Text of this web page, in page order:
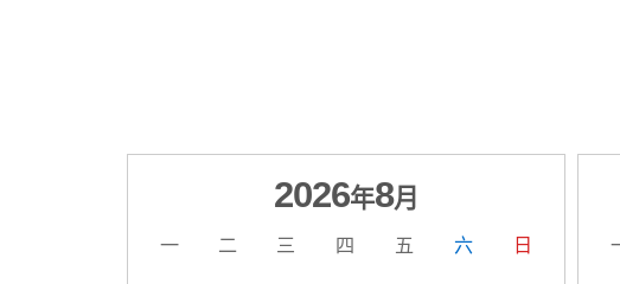
2026年8月
一 二 三 四 五 六 日